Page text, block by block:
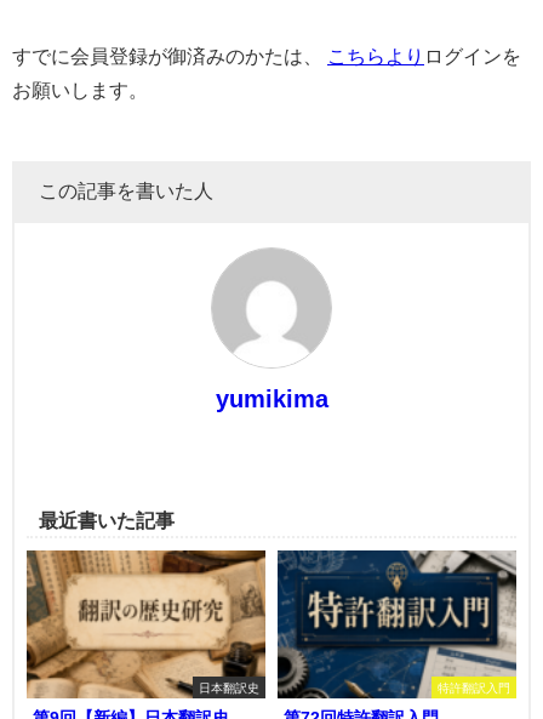
すでに会員登録が御済みのかたは、 こちらより ログインを
お願いします。
この記事を書いた人
yumikima
最近書いた記事
日本翻訳史 特許翻訳入門